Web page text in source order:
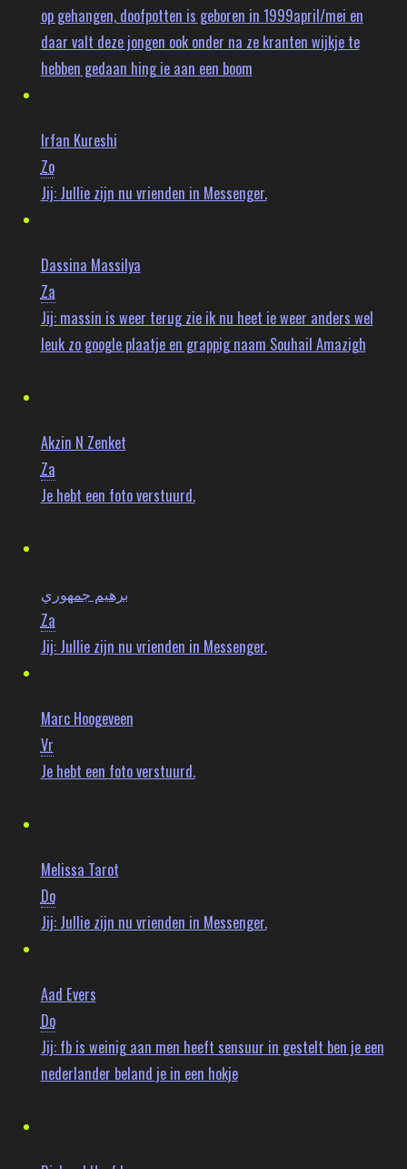
op gehangen, doofpotten is geboren in 1999april/mei en
daar valt deze jongen ook onder na ze kranten wijkje te
hebben gedaan hing ie aan een boom
Irfan Kureshi
Zo
Jij: Jullie zijn nu vrienden in Messenger.
Dassina Massilya
Za
Jij: massin is weer terug zie ik nu heet ie weer anders wel
leuk zo google plaatje en grappig naam Souhail Amazigh
Akzin N Zenket
Za
Je hebt een foto verstuurd.
ﺑﺮﻫﻴﻢ ﺟﻤﻬﻮﺭﻱ
Za
Jij: Jullie zijn nu vrienden in Messenger.
Marc Hoogeveen
Vr
Je hebt een foto verstuurd.
Melissa Tarot
Do
Jij: Jullie zijn nu vrienden in Messenger.
Aad Evers
Do
Jij: fb is weinig aan men heeft sensuur in gestelt ben je een
nederlander beland je in een hokje